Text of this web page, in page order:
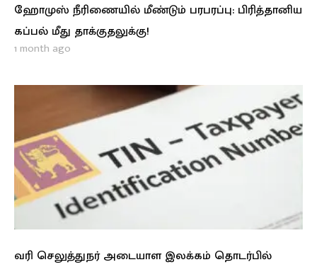
ஹோமுஸ் நீரிணையில் மீண்டும் பரபரப்பு: பிரித்தானிய
கப்பல் மீது தாக்குதலுக்கு!
1 month ago
வரி செலுத்துநர் அடையாள இலக்கம் தொடர்பில்